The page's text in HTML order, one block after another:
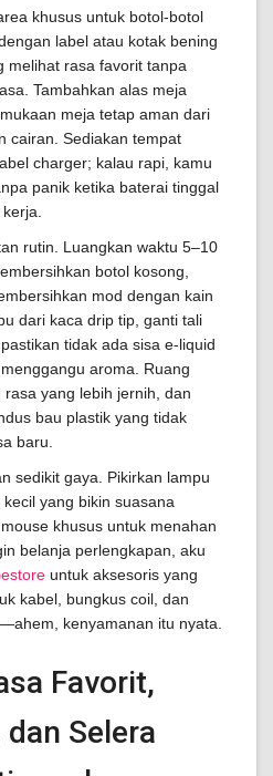
khusus untuk botol-botol
label atau kotak bening
melihat rasa favorit tanpa
Tambahkan alas meja
meja tetap aman dari
cairan. Sediakan tempat
charger; kalau rapi, kamu
panik ketika baterai tinggal
rutin. Luangkan waktu 5–10
botol kosong,
mod dengan kain
dari kaca drip tip, ganti tali
tidak ada sisa e-liquid
aroma. Ruang
yang lebih jernih, dan
bau plastik yang tidak
baru.
sedikit gaya. Pikirkan lampu
yang bikin suasana
khusus untuk menahan
belanja perlengkapan, aku
untuk aksesoris yang
kabel, bungkus coil, dan
kenyamanan itu nyata.
Favorit,
Selera